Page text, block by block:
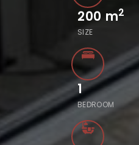
200 m2
SIZE
1
BEDROOM